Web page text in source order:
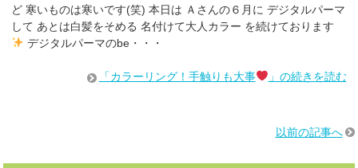
ど 寒いものは寒いです(笑) 本日は Ａさんの６月に デジタルパーマ
して あとは白髪をそめる 名付けて大人カラー を続けております
デジタルパーマのbe・・・
「カラーリング！手触りも大事 」の続きを読む
以前の記事へ